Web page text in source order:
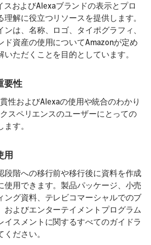
スおよびAlexaブランドの表示とプロ
解に役立つリソースを提供します。
ンは、名称、ロゴ、タイポグラフィ、
ド資産の使用についてAmazonが定め
ただくことを目的としています。
要性
性およびAlexaの使用や統合のわかり
スペリエンスのユーザーにとっての
す。
用
段階への移行前や移行後に資料を作成
使用できます。製品パッケージ、小売
ング資料、テレビコマーシャルでのブ
およびエンターテイメントプログラム
イスメントに関するすべてのガイドラ
ださい。